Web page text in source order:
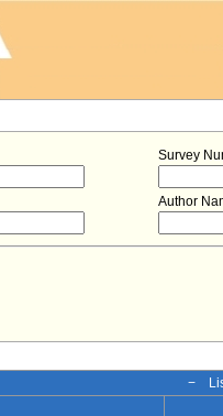
Survey
Author
−